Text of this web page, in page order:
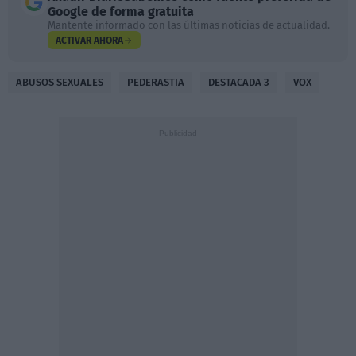
Google de forma gratuita
Mantente informado con las últimas noticias de actualidad.
ACTIVAR AHORA
ABUSOS SEXUALES PEDERASTIA DESTACADA 3 VOX